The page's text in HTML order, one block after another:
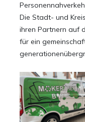
Die Stadt- und
ihren Partnern auf
für ein